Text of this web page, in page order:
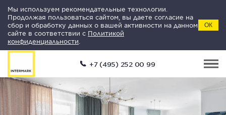
Мы используем рекомендательные технологии.
Продолжая пользоваться сайтом, вы даете согласие на
сбор и обработку данных о вашей активности на данном
сайте в соответствии с Политикой
конфиденциальности
ОК
+7 (495) 252 00 99